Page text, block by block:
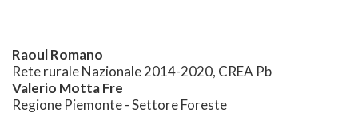
Raoul Romano
Rete rurale Nazionale 2014-2020, CREA Pb
Valerio Motta Fre
Regione Piemonte - Settore Foreste